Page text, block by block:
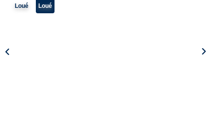
Loué Loué